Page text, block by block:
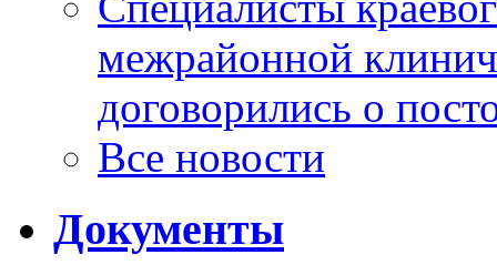
межрайонной
договорились о
Все новости
Документы